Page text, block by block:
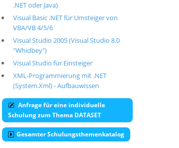
.NET oder Java)
Visual Basic .NET für Umsteiger von
VBA/VB 4/5/6
Visual Studio 2005 (Visual Studio 8.0
"Whidbey")
Visual Studio für Einsteiger
XML-Programmierung mit .NET
(System.Xml) - Aufbauwissen
Anfrage für eine individuelle
Schulung zum Thema DATASET
Gesamter Schulungsthemenkatalog